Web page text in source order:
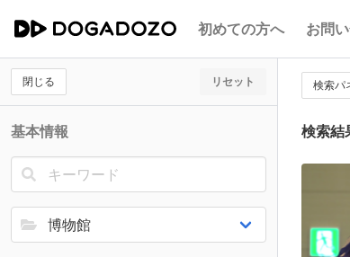
初めての方へ お問
閉じる リセット
基本情報
検索パ
検索結